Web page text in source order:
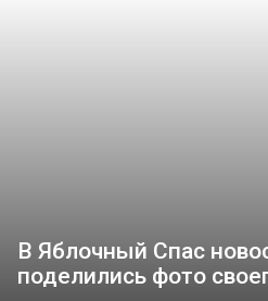
В Яблочный Спас
поделились фото